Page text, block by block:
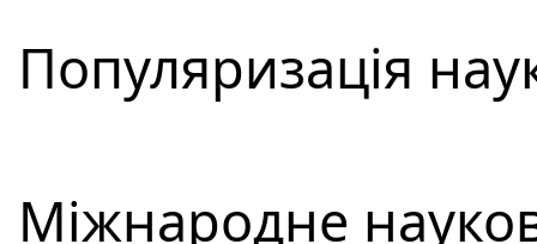
Популяризація
Міжнародне